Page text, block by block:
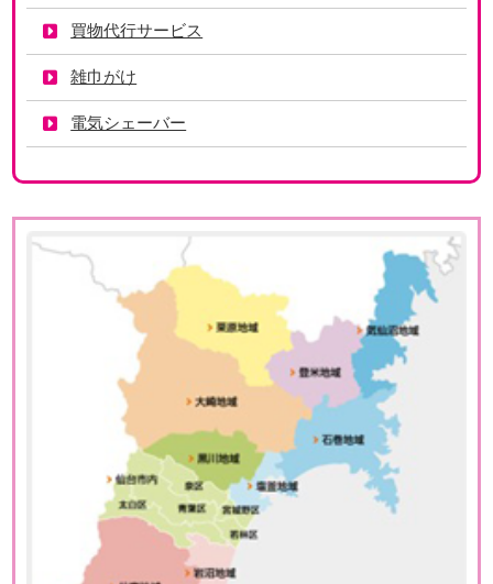
買物代行サービス
雑巾がけ
電気シェーバー